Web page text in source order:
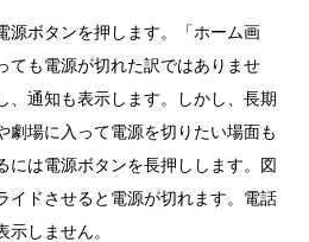
源ボタンを押します。「ホーム画
ても電源が切れた訳ではありませ
、通知も表示します。しかし、長期
劇場に入って電源を切りたい場面も
には電源ボタンを長押しします。図
イドさせると電源が切れます。電話
しません。